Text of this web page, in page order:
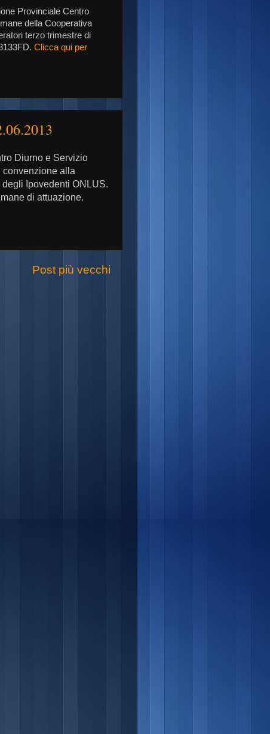
Provinciale Centro
della Cooperativa
terzo trimestre di
Clicca qui per
Diurno e Servizio
convenzione alla
Ipovedenti ONLUS.
di attuazione.
Post più vecchi